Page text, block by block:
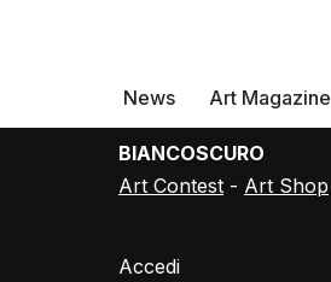
News Art Magazine
BIANCOSCURO
Art Contest - Art Shop
Accedi